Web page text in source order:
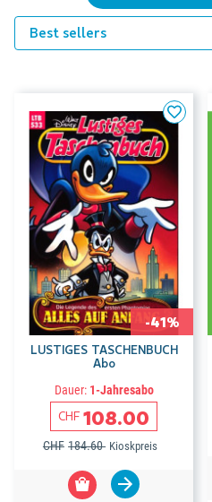
Best sellers
-41%
LUSTIGES TASCHENBUCH
Abo
Dauer:1-Jahresabo
CHF 108.00
CHF 184.60 Kioskpreis